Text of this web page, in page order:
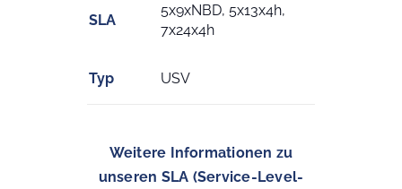
SLA
5x9xNBD, 5x13x4h,
7x24x4h
Typ USV
Weitere Informationen zu
unseren SLA (Service-Level-